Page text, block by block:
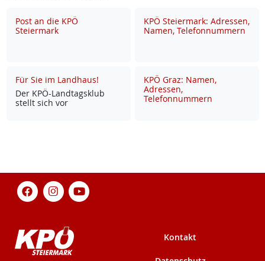
Post an die KPÖ
Steiermark
KPÖ Steiermark: Adressen,
Namen, Telefonnummern
Für Sie im Landhaus!
Der KPÖ-Land­tags­klub
stellt sich vor
KPÖ Graz: Namen,
Adressen,
Telefonnummern
Kontakt